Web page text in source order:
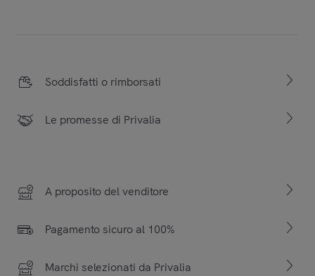
Soddisfatti o rimborsati
Le promesse di Privalia
A proposito del venditore
Pagamento sicuro al 100%
Marchi selezionati da Privalia